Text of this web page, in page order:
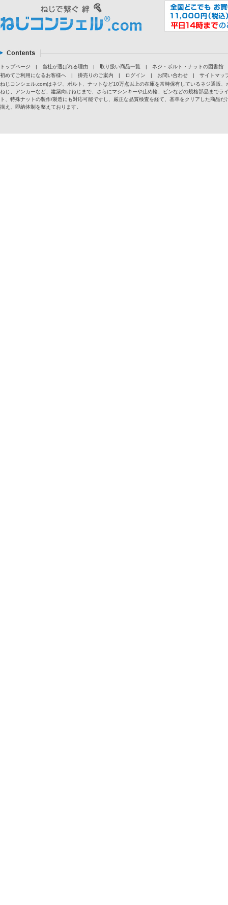
トップページ | 当社が選ばれる理由 | 取り扱い商品一覧 |
ネジ・ボルト・ナットの図書館
初めてご利用になるお客様へ
| 掛売りのご案内 | ログイン | お問い合わせ |
サイトマッ
ねじコンシェル.comはネジ、ボルト、ナットなど10万点以上の在庫を常時保有しているネジ通販
ねじ、アンカーなど、建築向けねじまで、さらにマシンキーや止め輪、ピンなどの規格部品まで
ト、特殊ナットの製作/製造にも対応可能ですし、厳正な品質検査を経て、基準をクリアした商品
揃え、即納体制を整えております。